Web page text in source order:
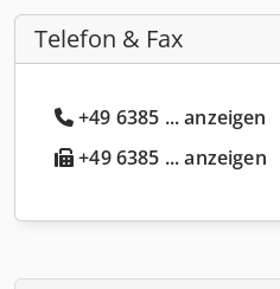
Telefon & Fax
+49 6385 ... anzeigen
+49 6385 ... anzeigen